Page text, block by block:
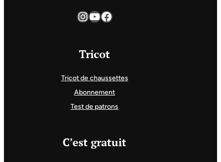
InstagramYouTube Facebook
Tricot
Tricot de chaussettes
Abonnement
Test de patrons
C’est gratuit